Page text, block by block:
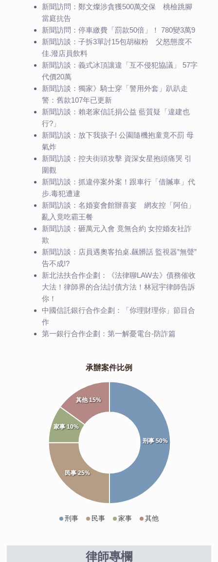
新聞訪問：鄭文燦涉貪獲500萬交保 桃檢跳腳
當庭抗告
新聞訪問：停車繳費「罰款50倍」！ 780變3萬9
新聞訪談：子拆3單討15包胡椒粉 父怒態度不
佳.潑店員飲料
新聞訪談：義式冰頂讓違「互不侵犯協議」 57字
代價20萬
新聞訪談：獨家》騎士穿「警用外套」趴趴走
警：舊款107年已更新
新聞訪談：賴老家信託捐公益 藍質疑「違建也
行?」
新聞訪談：放下我孩子! 公園隨機抱童竟不罰 母
氣炸
新聞訪談：控夫街頭攻擊 資深女星抱頭痛哭 引
圍觀
新聞訪談：抓違停案外案！跟車行「借贓車」代
步.毒犯遭逮
新聞訪談：名婚宴會館辦喜宴 網友控「阿伯」
亂入竟吃霸王餐
新聞訪談：砸萬元入會 竟無合約 女控婚友社詐
欺
新聞訪談：店員遇奧客拍桌.飆髒話 監視器”無聲”
告不成!?
新北法扶合作企劃：《法律聊LAW去》債務催收
大法！律師界的合法討債方法！林冠宇律師告訴
你！
中國信託銀行合作企劃：「你理財理你」節目合
作
第一銀行合作企劃：第一解憂電台-防詐篇
承辦案件比例
刑事 民事 家事 其他
刑事 50%
民事 25%
家事 10%
其他 15%
律師專欄